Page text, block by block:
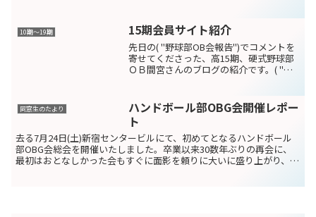
10期〜19期 15期会員サイト紹介
先日の( "野球部OB会報告")でコメントを
寄せてくださった、高15期、硬式野球部
ＯＢ間宮さんのブログの紹介です。( "鎌
2328kmを徒歩で旅をした記録「鎌倉―ソ
ウ...
同窓生のたより
ハンドボール部OBG会開催レポー
ト
去る7月24日(土)新宿センタービルにて、初めてとなるハンドボール
部OBG会総会を開催いたしました。卒業以来30数年ぶりの再会に、
最初はおとなしかった会もすぐに面影を頼りに大いに盛り上がり、会